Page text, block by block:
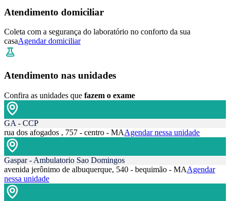
Atendimento domiciliar
Coleta com a segurança do laboratório no conforto da sua
casaAgendar domiciliar
Atendimento nas unidades
Confira as unidades que fazem o exame
GA - CCP
rua dos afogados , 757 - centro - MAAgendar nessa unidade
Gaspar - Ambulatorio Sao Domingos
avenida jerônimo de albuquerque, 540 - bequimão - MAAgendar
nessa unidade